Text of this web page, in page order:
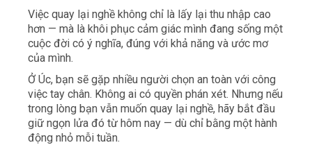
Việc quay lại nghề không chỉ là lấy lại thu nhập cao
hơn — mà là khôi phục cảm giác mình đang sống một
cuộc đời có ý nghĩa, đúng với khả năng và ước mơ
của mình.
Ở Úc, bạn sẽ gặp nhiều người chọn an toàn với công
việc tay chân. Không ai có quyền phán xét. Nhưng nếu
trong lòng bạn vẫn muốn quay lại nghề, hãy bắt đầu
giữ ngọn lửa đó từ hôm nay — dù chỉ bằng một hành
động nhỏ mỗi tuần.